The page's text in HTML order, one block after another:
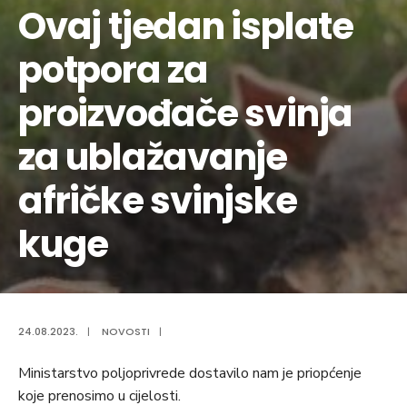
Ovaj tjedan isplate
potpora za
proizvođače svinja
za ublažavanje
afričke svinjske
kuge
24.08.2023. | NOVOSTI |
Ministarstvo poljoprivrede dostavilo nam je priopćenje
koje prenosimo u cijelosti.